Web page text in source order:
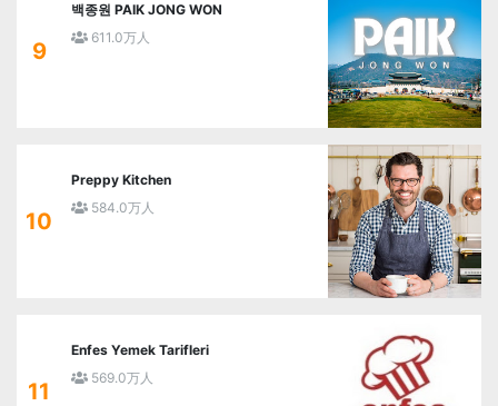
9
백종원 PAIK JONG WON
611.0万人
10
Preppy Kitchen
584.0万人
11
Enfes Yemek Tarifleri
569.0万人